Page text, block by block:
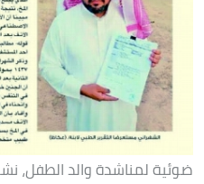
ضوئية لمناشدة والد الطفل،